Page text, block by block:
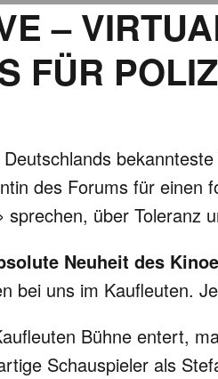
–
FÜR
Deutschlands
des Forums für einen
über Toleranz
Neuheit des
bei uns im Kaufleuten.
Bühne entert,
Schauspieler als